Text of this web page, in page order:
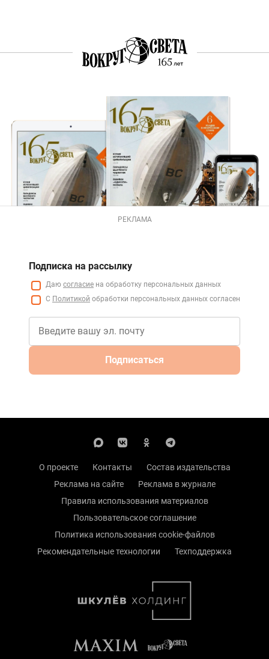
РЕКЛАМА
Подписка на рассылку
Даю согласие на обработку персональных данных
С Политикой обработки персональных данных согласен
Подписаться
О проекте Контакты
Состав издательства
Реклама на сайте
Реклама в журнале
Правила использования материалов
Пользовательское соглашение
Политика использования cookie-файлов
Рекомендательные технологии
Техподдержка